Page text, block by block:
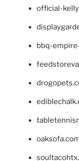
official-
bbq-